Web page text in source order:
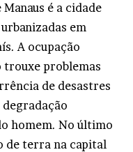
é a cidade
em
A ocupação
trouxe problemas
de desastres
homem. No último
de terra na capital